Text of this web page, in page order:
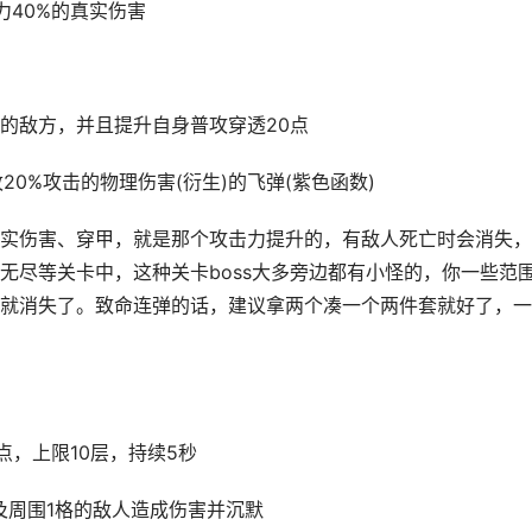
40%的真实伤害
敌方，并且提升自身普攻穿透20点
攻击的物理伤害(衍生)的飞弹(紫色函数)
伤害、穿甲，就是那个攻击力提升的，有敌人死亡时会消失
尽等关卡中，这种关卡boss大多旁边都有小怪的，你一些范
消失了。致命连弹的话，建议拿两个凑一个两件套就好了，
，上限10层，持续5秒
围1格的敌人造成伤害并沉默